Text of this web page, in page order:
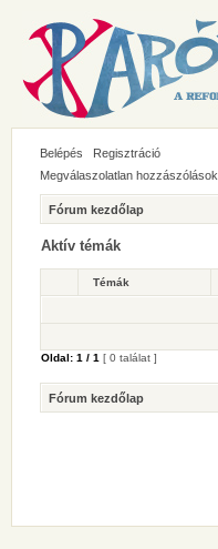
Belépés
Regisztráció
Megválaszolatlan hozzászólások
Fórum kezdőlap
Aktív témák
Témák
Oldal: 1 / 1 [ 0 találat ]
Fórum kezdőlap